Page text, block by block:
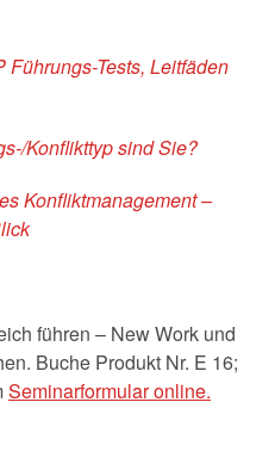
Tests, Leitfäden
Konflikttyp sind Sie?
Konfliktmanagement –
führen – New Work und
Buche Produkt Nr. E 16;
Seminarformular online.